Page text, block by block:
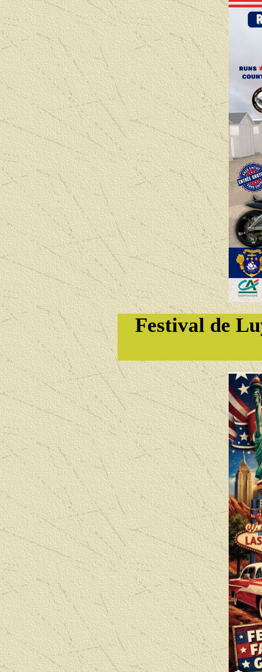
Festival de